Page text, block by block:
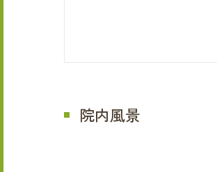
院内風景